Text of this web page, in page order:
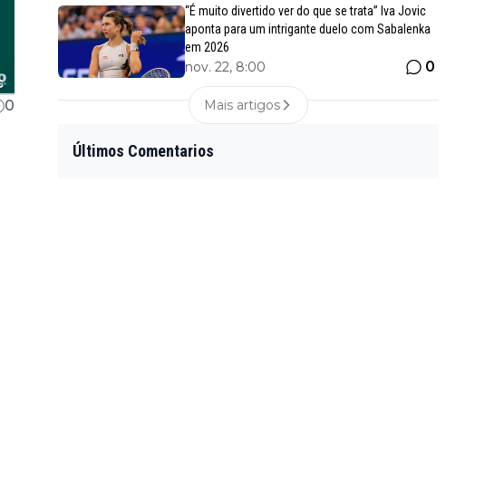
0
“É muito divertido ver do que se trata” Iva Jovic
aponta para um intrigante duelo com Sabalenka
em 2026
nov. 22, 8:00 0
Mais artigos
Últimos Comentarios